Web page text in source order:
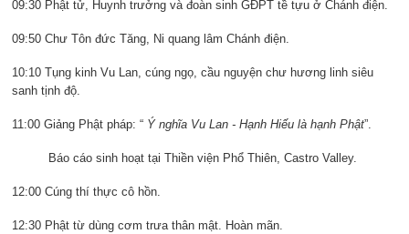
09:30 Phật tử, Huynh trưởng và đoàn sinh GĐPT tề tựu ở Chánh điện.
09:50 Chư Tôn đức Tăng, Ni quang lâm Chánh điện.
10:10 Tụng kinh Vu Lan, cúng ngọ, cầu nguyện chư hương linh siêu
sanh tịnh độ.
11:00 Giảng Phật pháp: “ Ý nghĩa Vu Lan - Hạnh Hiếu là hạnh Phật”.
Báo cáo sinh hoạt tại Thiền viện Phổ Thiên, Castro Valley.
12:00 Cúng thí thực cô hồn.
12:30 Phật từ dùng cơm trưa thân mật. Hoàn mãn.